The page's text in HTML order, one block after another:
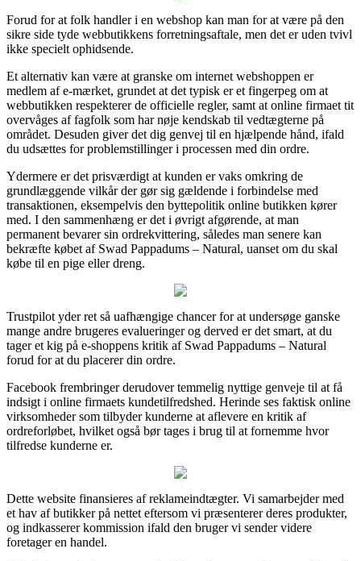
Forud for at folk handler i en webshop kan man for at være på den
sikre side tyde webbutikkens forretningsaftale, men det er uden tvivl
ikke specielt ophidsende.
Et alternativ kan være at granske om internet webshoppen er
medlem af e-mærket, grundet at det typisk er et fingerpeg om at
webbutikken respekterer de officielle regler, samt at online firmaet tit
overvåges af fagfolk som har nøje kendskab til vedtægterne på
området. Desuden giver det dig genvej til en hjælpende hånd, ifald
du udsættes for problemstillinger i processen med din ordre.
Ydermere er det prisværdigt at kunden er vaks omkring de
grundlæggende vilkår der gør sig gældende i forbindelse med
transaktionen, eksempelvis den byttepolitik online butikken kører
med. I den sammenhæng er det i øvrigt afgørende, at man
permanent bevarer sin ordrekvittering, således man senere kan
bekræfte købet af Swad Pappadums – Natural, uanset om du skal
købe til en pige eller dreng.
Trustpilot yder ret så uafhængige chancer for at undersøge ganske
mange andre brugeres evalueringer og derved er det smart, at du
tager et kig på e-shoppens kritik af Swad Pappadums – Natural
forud for at du placerer din ordre.
Facebook frembringer derudover temmelig nyttige genveje til at få
indsigt i online firmaets kundetilfredshed. Herinde ses faktisk online
virksomheder som tilbyder kunderne at aflevere en kritik af
ordreforløbet, hvilket også bør tages i brug til at fornemme hvor
tilfredse kunderne er.
Dette website finansieres af reklameindtægter. Vi samarbejder med
et hav af butikker på nettet eftersom vi præsenterer deres produkter,
og indkasserer kommission ifald den bruger vi sender videre
foretager en handel.